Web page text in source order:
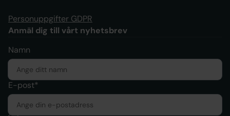
Personuppgifter GDPR
Anmäl dig till vårt nyhetsbrev
Namn
E-post*